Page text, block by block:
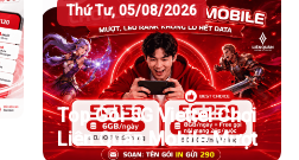
Thứ Tư, 05/08/2026
Top Gói 5G Viettel Chơi
Liên Quân Mobile Mượt